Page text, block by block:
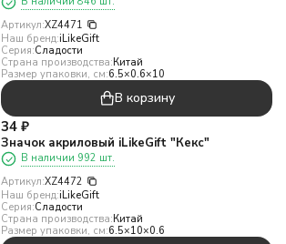
Артикул:XZ4471
Наш бренд:iLikeGift
Серия:Сладости
Страна производства:Китай
Размер упаковки, см:6.5×0.6×10
В корзину
34 ₽
Значок акриловый iLikeGift "Кекс"
В наличии 992 шт.
Артикул:XZ4472
Наш бренд:iLikeGift
Серия:Сладости
Страна производства:Китай
Размер упаковки, см:6.5×10×0.6